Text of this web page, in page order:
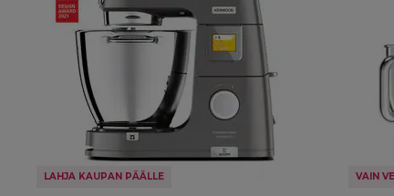
LAHJA KAUPAN PÄÄLLE VAIN